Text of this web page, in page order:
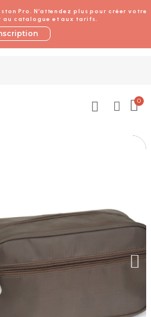
Pro. N’attendez plus pour créer votre
au catalogue et aux tarifs.